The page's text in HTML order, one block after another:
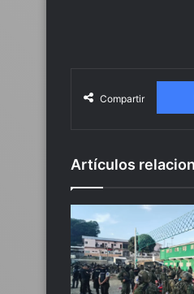
Compartir
Artículos